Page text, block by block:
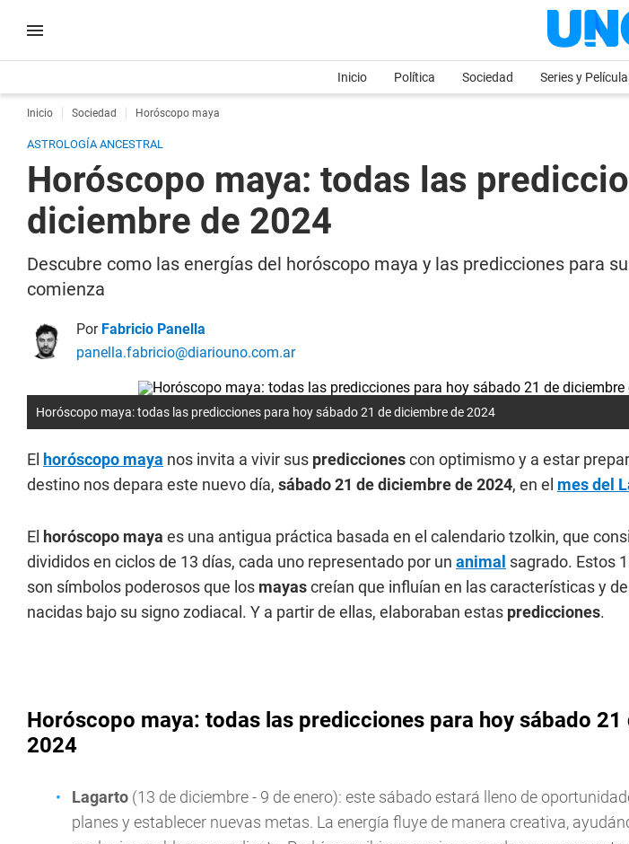
Inicio Política Sociedad Series y
Inicio Sociedad Horóscopo maya
ASTROLOGÍA ANCESTRAL
Horóscopo maya: todas las
diciembre de 2024
Descubre como las energías del horóscopo maya y las predicciones para
comienza
Por Fabricio Panella
panella.fabricio@diariouno.com.ar
Horóscopo maya: todas las predicciones para hoy sábado 21 de diciembre de 2024
El horóscopo maya nos invita a vivir sus prediccionescon optimismo y a estar
destino nos depara este nuevo día, sábado 21 de diciembre de 2024, en el mes del
El horóscopo maya es una antigua práctica basada en el calendario tzolkin, que
divididos en ciclos de 13 días, cada uno representado por un animal sagrado. Estos
son símbolos poderosos que los mayascreían que influían en las características y
nacidas bajo su signo zodiacal. Y a partir de ellas, elaboraban estas predicciones.
Horóscopo maya: todas las predicciones para hoy sábado
2024
Lagarto (13 de diciembre - 9 de enero): este sábado estará lleno de
planes y establecer nuevas metas. La energía fluye de manera creativa,